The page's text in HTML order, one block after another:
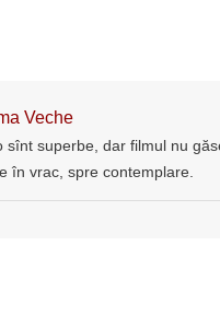
Veche
sînt superbe, dar filmul nu
în vrac, spre contemplare.